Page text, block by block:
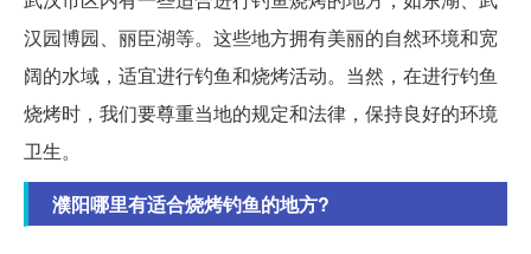
汉园博园、丽臣湖等。这些地方拥有美丽的自然环境和宽
阔的水域，适宜进行钓鱼和烧烤活动。当然，在进行钓鱼
烧烤时，我们要尊重当地的规定和法律，保持良好的环境
卫生。
濮阳哪里有适合烧烤钓鱼的地方?